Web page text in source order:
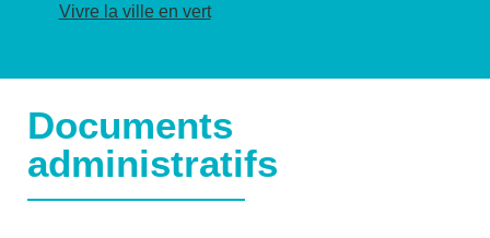
Vivre la ville en vert
Documents
administratifs